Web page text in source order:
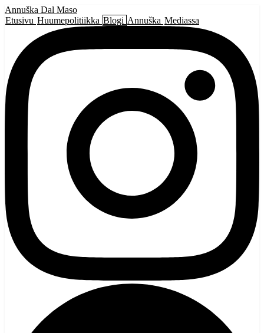
Annuška Dal Maso
Etusivu Huumepolitiikka Blogi Annuška Mediassa